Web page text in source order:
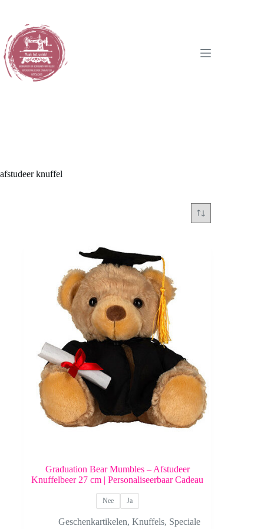
inhoud
afstudeer knuffel
Graduation Bear Mumbles – Afstudeer
Knuffelbeer 27 cm | Personaliseerbaar Cadeau
Nee Ja
Geschenkartikelen, Knuffels, Speciale